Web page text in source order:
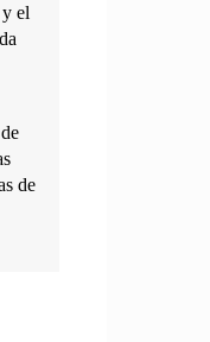
el
de